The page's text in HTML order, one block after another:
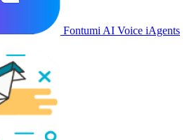
Fontumi AI Voice iAgents